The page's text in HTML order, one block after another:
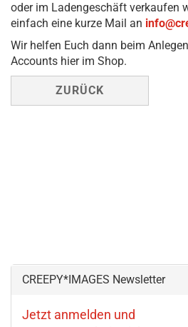
oder im Ladengeschäft verkaufen
einfach eine kurze Mail an
Wir helfen Euch dann beim
Accounts hier im Shop.
ZURÜCK
CREEPY*IMAGES Newsletter
Jetzt anmelden und